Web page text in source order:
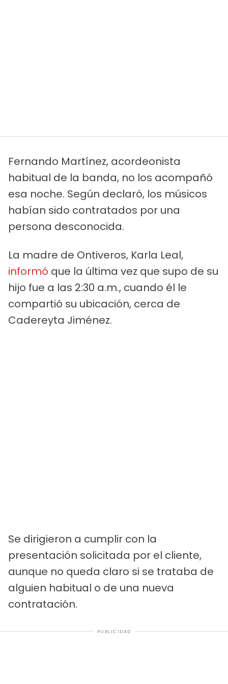
Fernando Martínez, acordeonista
habitual de la banda, no los acompañó
esa noche. Según declaró, los músicos
habían sido contratados por una
persona desconocida.
La madre de Ontiveros, Karla Leal,
informó que la última vez que supo de su
hijo fue a las 2:30 a.m., cuando él le
compartió su ubicación, cerca de
Cadereyta Jiménez.
Se dirigieron a cumplir con la
presentación solicitada por el cliente,
aunque no queda claro si se trataba de
alguien habitual o de una nueva
contratación.
PUBLICIDAD